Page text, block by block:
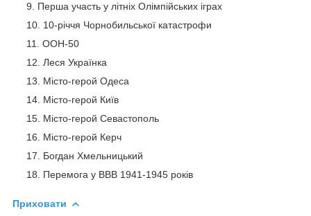
Перша участь у літніх Олімпійських іграх
10-річчя Чорнобильської катастрофи
ООН-50
Леся Українка
Місто-герой Одеса
Місто-герой Київ
Місто-герой Севастополь
Місто-герой Керч
Богдан Хмельницький
Перемога у ВВВ 1941-1945 рокiв
Приховати